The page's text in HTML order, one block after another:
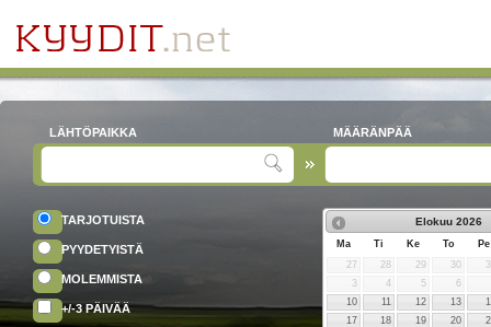
LÄHTÖPAIKKA MÄÄRÄNPÄÄ
TARJOTUISTA
PYYDETYISTÄ
MOLEMMISTA
+/-3 PÄIVÄÄ
Elokuu 2026
Ma Ti Ke To
Pe
27
28 29 30
3
4 5
6
10
11 12 13
17
18 19 20